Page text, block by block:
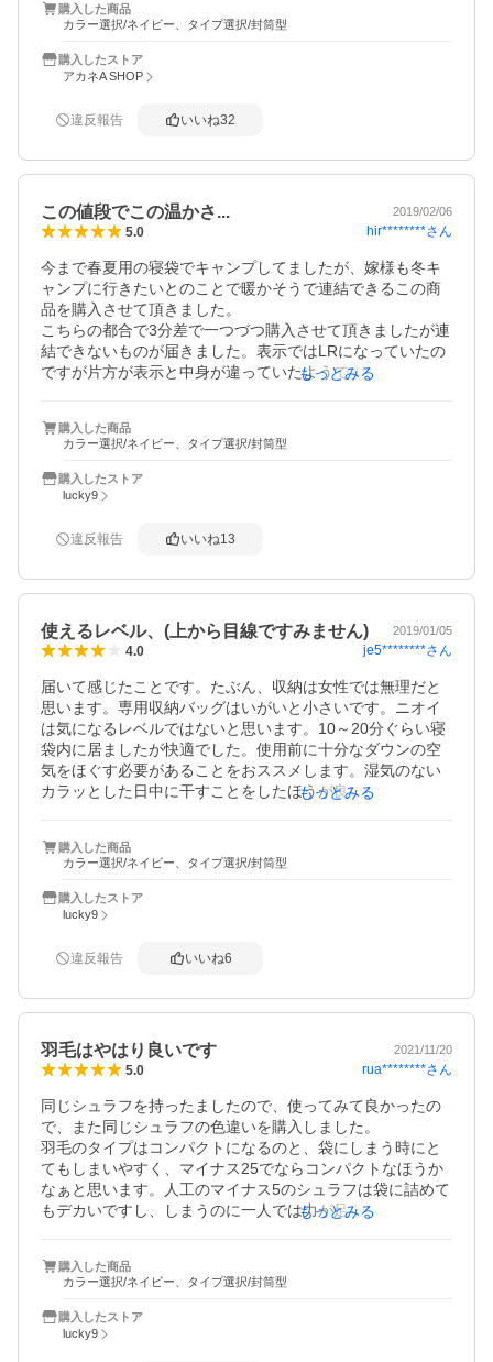
また1月に冬キャンをしますので、大活躍してくれそうで
ただやっぱり収納が大変…1回空気抜きの為に丸め、再度き
収作業でこれが一番しんどかったです(汗
冬キャンプに向けて購入しました。
まだ使用していませんが、収納袋から出して広げると少し
ずつ羽毛が膨らみふかふかになりました。
収納がちょっと難しかったですが、慣れれば大丈夫か
な…？
使うのが楽しみです。
使ったらまた追記します。
購入した商品
カラー選択/ネイビー、タイプ選択/封筒型
購入したストア
アカネA SHOP
違反報告 いいね32
この値段でこの温かさ... 2019/02/06
5.0 hir********さん
今まで春夏用の寝袋でキャンプしてましたが、嫁様も冬キ
ャンプに行きたいとのことで暖かそうで連結できるこの商
品を購入させて頂きました。
こちらの都合で3分差で一つづつ購入させて頂きましたが連
結できないものが届きました。表示ではLRになっていたの
ですが片方が表示と中身が違っていたようです。
0センチほど長さが合わずチャックもおかしなことに（笑）
またまた相談したところストア様の方で連結確認したもの
を送って頂けました...まぁ値段が値段なのででしょうの個
体差はしょうがないとのことでした^^;
商品自体はとても暖かく1月に雪国長野で使用しても暖かか
匂いはどうしてもダックのがしますがこれはしょうがない
なんにせよ対応がとても誠意あり良かったです♪
もっとみる
購入した商品
カラー選択/ネイビー、タイプ選択/封筒型
購入したストア
lucky9
違反報告 いいね13
使えるレベル、(上から目線ですみません) 2019/01/05
4.0 je5********さん
届いて感じたことです。たぶん、収納は女性では無理だと
思います。専用収納バッグはいがいと小さいです。ニオイ
は気になるレベルではないと思います。10～20分ぐらい寝
袋内に居ましたが快適でした。使用前に十分なダウンの空
気をほぐす必要があることをおススメします。湿気のない
カラッとした日中に干すことをしたほうが良いと思いま
のダウンハガー＃0を愛用してますがイザと言う時、急な使
用時には使えると思います。身長175、体重88のワタシで
すが余裕でした。あえて言えば胸前で両手を組む癖がある
ワタシですが少し窮屈に感じました。
２０２２．６追加レビューです。冬どきは名ばかりのダウ
本当に春秋用か、まにあわせようには良いとおもいます
もっとみる
購入した商品
カラー選択/ネイビー、タイプ選択/封筒型
購入したストア
lucky9
違反報告 いいね6
羽毛はやはり良いです 2021/11/20
5.0 rua********さん
同じシュラフを持ったましたので、使ってみて良かったの
で、また同じシュラフの色違いを購入しました。
羽毛のタイプはコンパクトになるのと、袋にしまう時にと
てもしまいやすく、マイナス25でならコンパクトなほうか
なぁと思います。人工のマイナス5のシュラフは袋に詰めて
もデカいですし、しまうのに一人では力が足らなくてしま
シュラフにしてますが、コスパからするとお得感なシュラ
マイナス３で、全く寒さなくとても暖かくぐっすり眠れま
した。
もっとみる
購入した商品
カラー選択/ネイビー、タイプ選択/封筒型
購入したストア
lucky9